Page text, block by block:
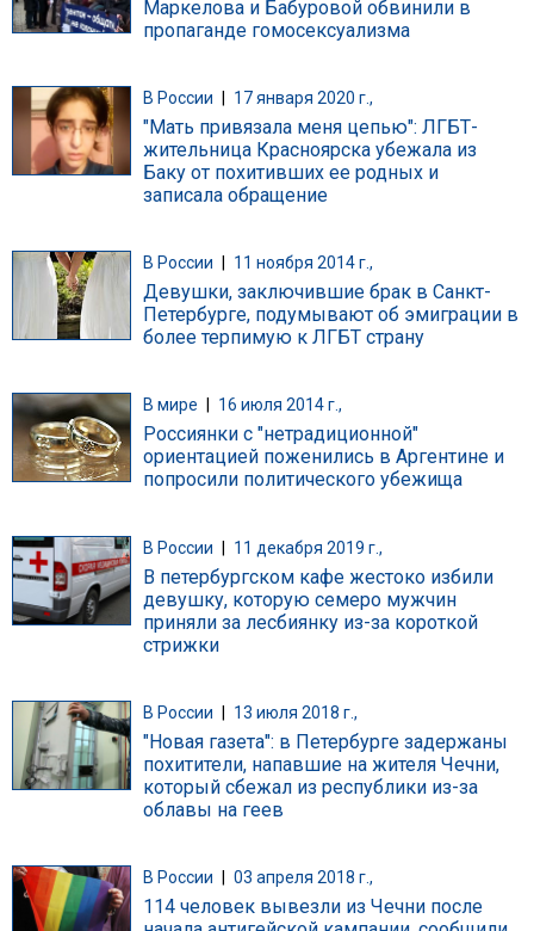
Маркелова и Бабуровой обвинили в
пропаганде гомосексуализма
В России 17 января 2020 г.,
"Мать привязала меня цепью": ЛГБТ-
жительница Красноярска убежала из
Баку от похитивших ее родных и
записала обращение
В России 11 ноября 2014 г.,
Девушки, заключившие брак в Санкт-
Петербурге, подумывают об эмиграции в
более терпимую к ЛГБТ страну
В мире 16 июля 2014 г.,
Россиянки с "нетрадиционной"
ориентацией поженились в Аргентине и
попросили политического убежища
В России | 11 декабря 2019 г.,
В петербургском кафе жестоко избили
девушку, которую семеро мужчин
приняли за лесбиянку из-за короткой
стрижки
В России 13 июля 2018 г.,
"Новая газета": в Петербурге задержаны
похитители, напавшие на жителя Чечни,
который сбежал из республики из-за
облавы на геев
В России 03 апреля 2018 г.,
114 человек вывезли из Чечни после